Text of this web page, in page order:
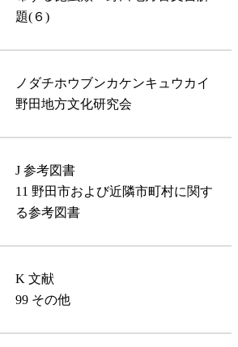
題(６)
ノダチホウブンカケンキュウカイ
野田地方文化研究会
J 参考図書
11 野田市および近隣市町村に関す
る参考図書
K 文献
99 その他